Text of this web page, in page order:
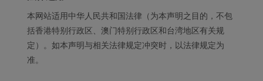
本网站适用中华人民共和国法律（为本声明之目的，不包
括香港特别行政区、澳门特别行政区和台湾地区有关规
定）。如本声明与相关法律规定冲突时，以法律规定为
准。